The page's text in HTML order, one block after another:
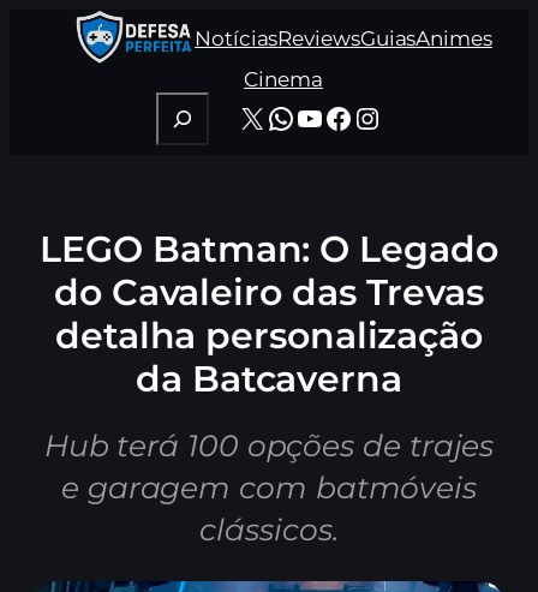
NotíciasReviewsGuiasAnimes
Cinema
Pesquisar
X WhatsApp
Youtube
Facebook
Instagram
LEGO Batman: O Legado
do Cavaleiro das Trevas
detalha personalização
da Batcaverna
Hub terá 100 opções de trajes
e garagem com batmóveis
clássicos.